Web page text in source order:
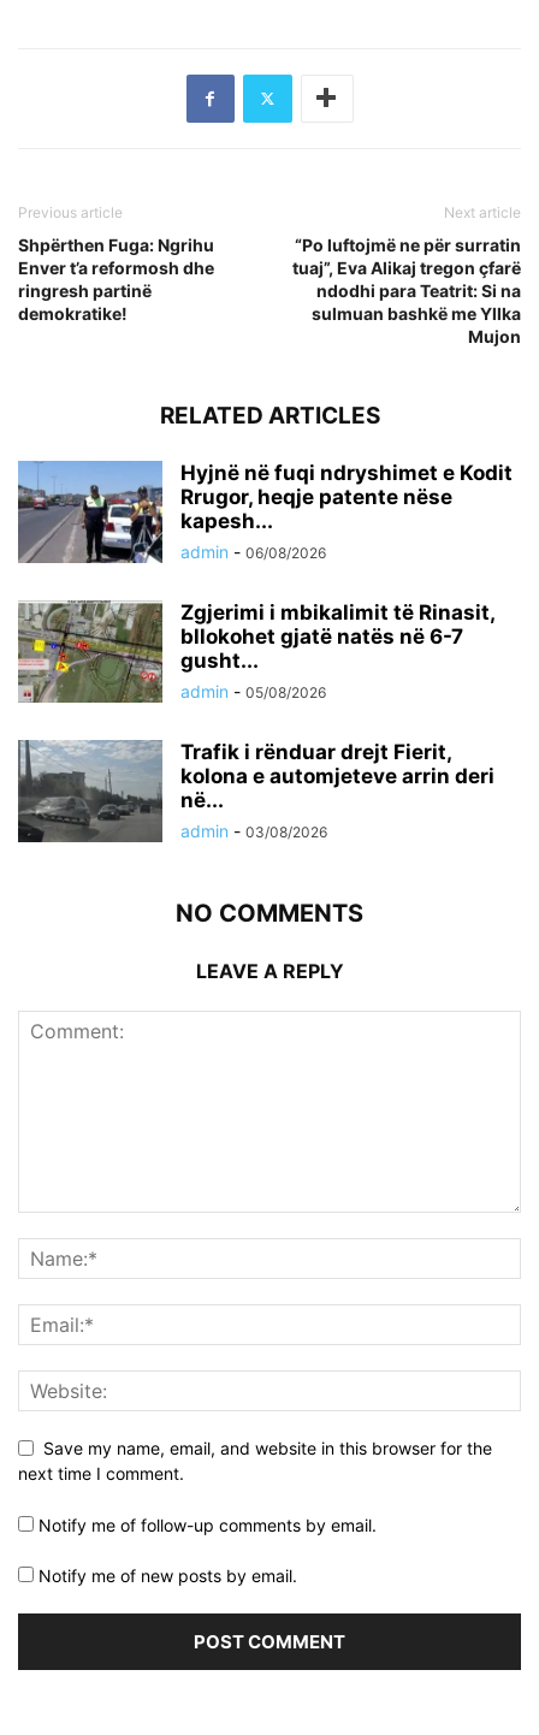
Previous article
Shpërthen Fuga: Ngrihu
Enver t’a reformosh dhe
ringresh partinë
demokratike!
Next article
“Po luftojmë ne për surratin
tuaj”, Eva Alikaj tregon çfarë
ndodhi para Teatrit: Si na
sulmuan bashkë me Yllka
Mujon
RELATED ARTICLES
Hyjnë në fuqi ndryshimet e Kodit
Rrugor, heqje patente nëse
kapesh...
admin - 06/08/2026
Zgjerimi i mbikalimit të Rinasit,
bllokohet gjatë natës në 6-7
gusht...
admin - 05/08/2026
Trafik i rënduar drejt Fierit,
kolona e automjeteve arrin deri
në...
admin - 03/08/2026
NO COMMENTS
LEAVE A REPLY
Save my name, email, and website in this browser for the
next time I comment.
Notify me of follow-up comments by email.
Notify me of new posts by email.